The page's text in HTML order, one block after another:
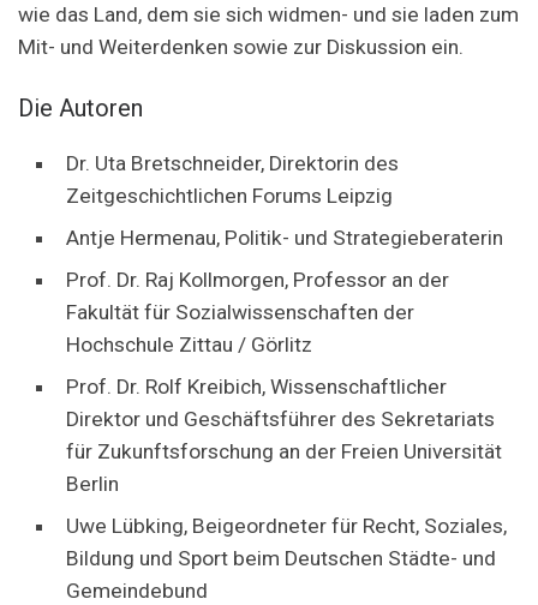
wie das Land, dem sie sich widmen- und sie laden zum
Mit- und Weiterdenken sowie zur Diskussion ein.
Die Autoren
Dr. Uta Bretschneider, Direktorin des
Zeitgeschichtlichen Forums Leipzig
Antje Hermenau, Politik- und Strategieberaterin
Prof. Dr. Raj Kollmorgen, Professor an der
Fakultät für Sozialwissenschaften der
Hochschule Zittau / Görlitz
Prof. Dr. Rolf Kreibich, Wissenschaftlicher
Direktor und Geschäftsführer des Sekretariats
für Zukunftsforschung an der Freien Universität
Berlin
Uwe Lübking, Beigeordneter für Recht, Soziales,
Bildung und Sport beim Deutschen Städte- und
Gemeindebund